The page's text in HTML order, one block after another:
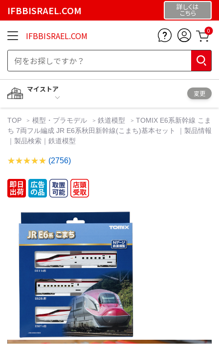
IFBBISRAEL.COM 詳しくは
こちら
IFBBISRAEL.COM 0
マイストア
変更
TOP 模型・プラモデル 鉄道模型
TOMIX E6系新幹線 こま
ち 7両フル編成 JR E6系秋田新幹線(こまち)基本セット ｜製品情報
｜製品検索｜鉄道模型
(2756)